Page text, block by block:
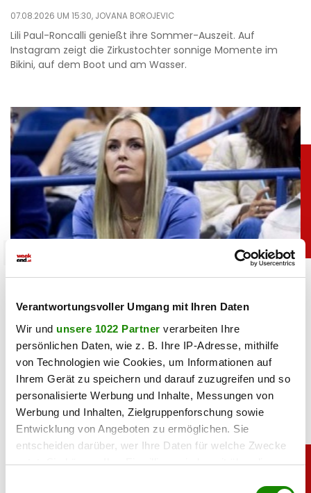
Verantwortungsvoller Umgang mit Ihren Daten
Wir und unsere 1022 Partner verarbeiten Ihre
persönlichen Daten, wie z. B. Ihre IP-Adresse, mithilfe
von Technologien wie Cookies, um Informationen auf
Ihrem Gerät zu speichern und darauf zuzugreifen und so
personalisierte Werbung und Inhalte, Messungen von
Werbung und Inhalten, Zielgruppenforschung sowie
Entwicklung von Angeboten zu ermöglichen. Sie
entscheiden darüber, wer Ihre Daten für welche Zwecke
nutzt. Sie können Ihre Einwilligung jederzeit über die
07.08.2026 UM 15:30, JOVANA BOROJEVIC
Lili Paul-Roncalli genießt ihre Sommer-Auszeit. Auf
Instagram zeigt die Zirkustochter sonnige Momente im
Bikini, auf dem Boot und am Wasser.
sport
Heiß: Lindsey Vonn zeigt Traumfigur im Urlaub
06.08.2026 UM 09:28, JOVANA BOROJEVIC
Lindsey Vonn begeistert mit einem neuen Urlaubsfoto. Im
roten Bikini zeigt die Ski-Legende ihre Traumfigur und
genießt entspannte Stunden am Meer.